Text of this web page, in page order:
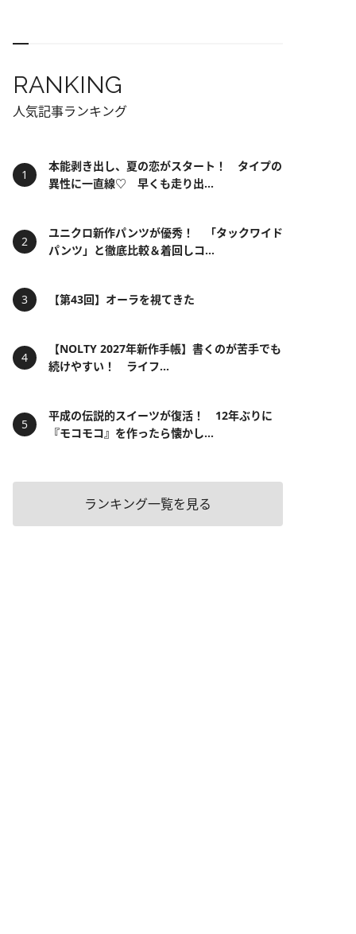
RANKING
人気記事ランキング
本能剥き出し、夏の恋がスタート！ タイプの
異性に一直線♡ 早くも走り出...
ユニクロ新作パンツが優秀！ 「タックワイド
パンツ」と徹底比較＆着回しコ...
【第43回】オーラを視てきた
【NOLTY 2027年新作手帳】書くのが苦手でも
続けやすい！ ライフ...
平成の伝説的スイーツが復活！ 12年ぶりに
『モコモコ』を作ったら懐かし...
ランキング一覧を見る